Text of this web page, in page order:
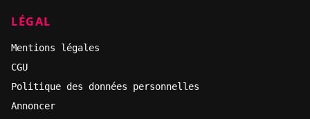
LÉGAL
Mentions légales
CGU
Politique des données personnelles
Annoncer